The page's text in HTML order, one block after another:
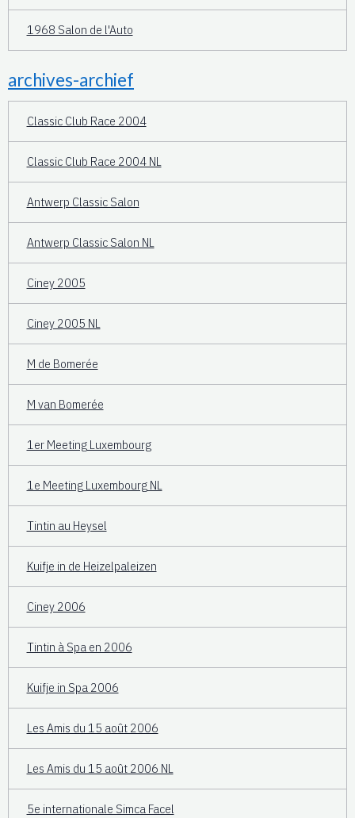
1968 Salon de l'Auto
archives-archief
Classic Club Race 2004
Classic Club Race 2004 NL
Antwerp Classic Salon
Antwerp Classic Salon NL
Ciney 2005
Ciney 2005 NL
M de Bomerée
M van Bomerée
1er Meeting Luxembourg
1e Meeting Luxembourg NL
Tintin au Heysel
Kuifje in de Heizelpaleizen
Ciney 2006
Tintin à Spa en 2006
Kuifje in Spa 2006
Les Amis du 15 août 2006
Les Amis du 15 août 2006 NL
5e internationale Simca Facel